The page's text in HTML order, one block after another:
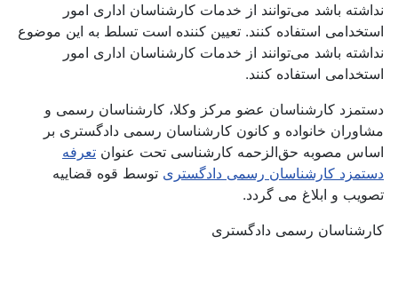
نداشته باشد می‌توانند از خدمات كارشناسان اداری امور
استخدامی استفاده كنند. تعیین كننده است تسلط به این موضوع
نداشته باشد می‌توانند از خدمات كارشناسان اداری امور
استخدامی استفاده كنند.
دستمزد کارشناسان عضو مرکز وکلا، کارشناسان رسمی و
مشاوران خانواده و کانون کارشناسان رسمی دادگستری بر
اساس مصوبه حق‌الزحمه کارشناسی تحت عنوان تعرفه
دستمزد کارشناسان رسمی دادگستری توسط قوه قضاییه
تصویب و ابلاغ می گردد.
کارشناسان رسمی دادگستری